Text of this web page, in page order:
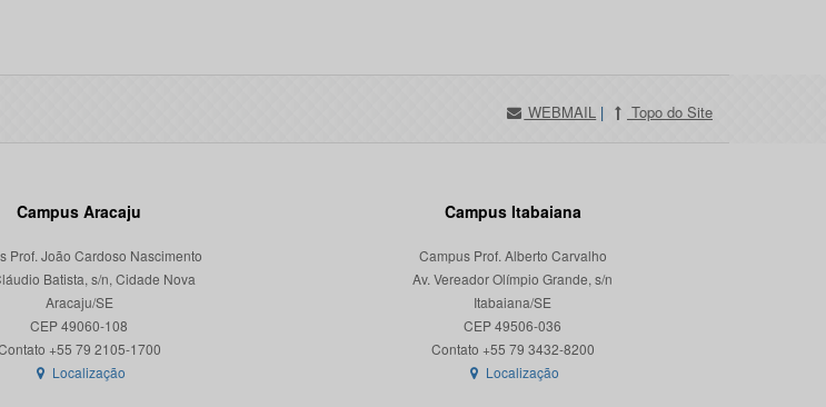
WEBMAIL | Topo do Site
Campus Aracaju
Prof. João Cardoso Nascimento
Batista, s/n, Cidade Nova
Aracaju/SE
CEP 49060-108
Localização
Campus Itabaiana
Campus Prof. Alberto Carvalho
Av. Vereador Olímpio Grande, s/n
Itabaiana/SE
CEP 49506-036
Localização